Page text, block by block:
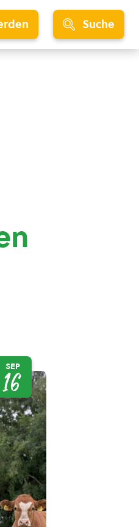
Suche
SEP
16